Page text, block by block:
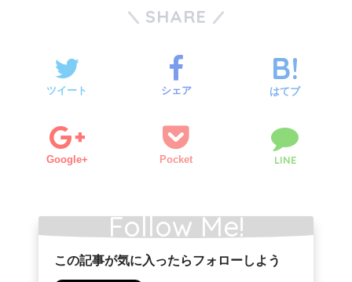
SHARE
ツイート シェア はてブ
Google+ Pocket LINE
Follow Me!
この記事が気に入ったらフォローしよう